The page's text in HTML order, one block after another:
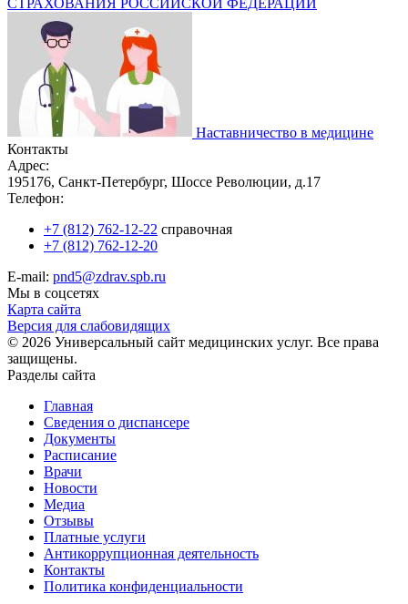
Наставничество в медицине
Контакты
Адрес:
195176, Санкт-Петербург, Шоссе Революции, д.17
Телефон:
+7 (812) 762-12-22 справочная
+7 (812) 762-12-20
E-mail: pnd5@zdrav.spb.ru
Мы в соцсетях
Карта сайта
Версия для слабовидящих
© 2026 Универсальный сайт медицинских услуг. Все права
защищены.
Разделы сайта
Главная
Сведения о диспансере
Документы
Расписание
Врачи
Новости
Медиа
Отзывы
Платные услуги
Антикоррупционная деятельность
Контакты
Политика конфиденциальности